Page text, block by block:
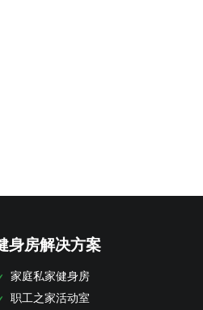
身房解决方案
家庭私家健身房
职工之家活动室